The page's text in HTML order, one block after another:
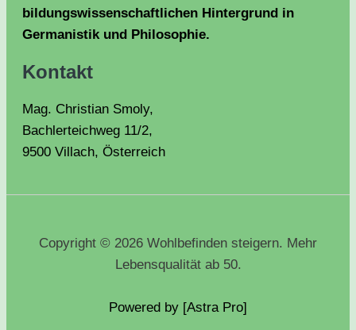
bildungswissenschaftlichen Hintergrund in
Germanistik und Philosophie.
Kontakt
Mag. Christian Smoly,
Bachlerteichweg 11/2,
9500 Villach, Österreich
Copyright © 2026 Wohlbefinden steigern. Mehr
Lebensqualität ab 50.
Powered by [Astra Pro]